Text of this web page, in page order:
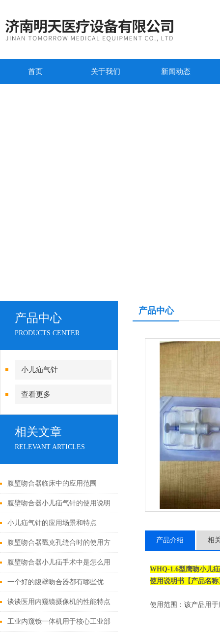
首页 关于我们 新闻动态
产品中心
PRODUCTS CENTER
小儿疝气针
查看更多
相关文章
RELEVANT ARTICLES
腹壁吻合器临床中的应用范围
腹壁吻合器小儿疝气针的使用说明
小儿疝气针的应用场景和特点
腹壁吻合器戳克孔缝合时的使用方
法
腹壁吻合器小儿疝手术中是怎么用
的
一个好的腹壁吻合器都有哪些优
点？
谈谈医用内窥镜摄像机的性能特点
和使用注意事项
工业内窥镜一体机用于核心工业部
产品中心
产品介绍 相
WHQ-1.6型鹰吻小儿
使用说明书【产品名称
使用范围：该产品用